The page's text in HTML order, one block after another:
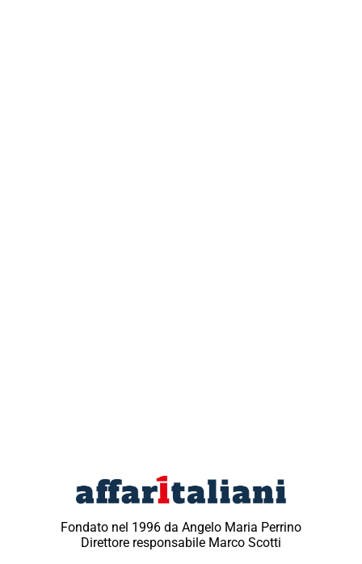
Fondato nel 1996 da Angelo Maria Perrino
Direttore responsabile Marco Scotti